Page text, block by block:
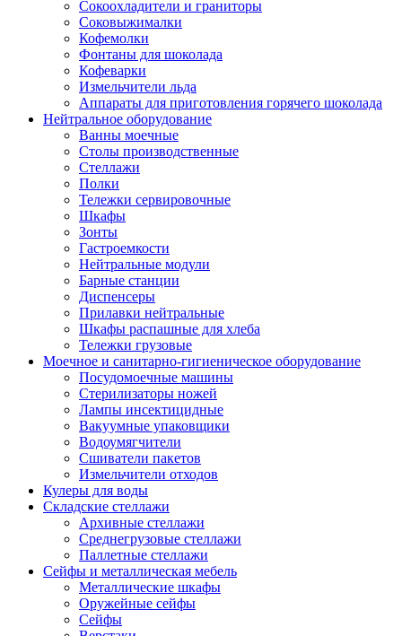
Сокоохладители и граниторы
Соковыжималки
Кофемолки
Фонтаны для шоколада
Кофеварки
Измельчители льда
Аппараты для приготовления горячего шоколада
Нейтральное оборудование
Ванны моечные
Столы производственные
Стеллажи
Полки
Тележки сервировочные
Шкафы
Зонты
Гастроемкости
Нейтральные модули
Барные станции
Диспенсеры
Прилавки нейтральные
Шкафы распашные для хлеба
Тележки грузовые
Моечное и санитарно-гигиеническое оборудование
Посудомоечные машины
Стерилизаторы ножей
Лампы инсектицидные
Вакуумные упаковщики
Водоумягчители
Сшиватели пакетов
Измельчители отходов
Кулеры для воды
Складские стеллажи
Архивные стеллажи
Среднегрузовые стеллажи
Паллетные стеллажи
Сейфы и металлическая мебель
Металлические шкафы
Оружейные сейфы
Сейфы